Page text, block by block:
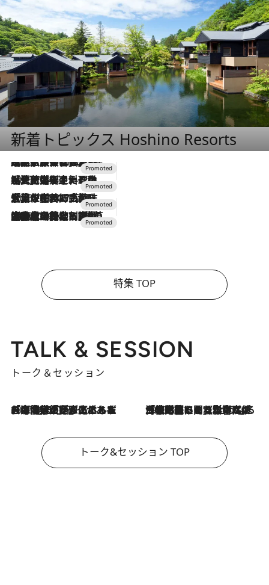
新着トピックス Hoshino Resorts
2026.7.31
【ホテル帰省】という選択肢をOMOが提案。家族とほどよい距離を保つには「昼は実家、夜は気兼ねなくホテルで！」
2026.7.24
【夏限定ディナーコース】旬を迎える稚鮎や花ズッキーニなどをイタリア・トスカーナの郷土料理の手法で満喫！
2026.7.17
「土佐和ハーブかき氷」がOMO7高知に登場！生姜、山椒、大葉など目にも舌にも涼を呼ぶ郷土の味
2026.7.10
NEW OPEN！【界 草津】名湯の地に誕生。趣の異なる2種の温泉と上州ならではの会席・蕎麦割烹など美食を味わう究極の癒やし旅
特集 TOP
TALK & SESSION
トーク＆セッション
2026.8.3
「今後値上げがあるとすれば…」「リスクがあるのは今年の冬」エネルギー専門家が語る、ホルムズ海峡封鎖が家庭にもたらす“ある心配” 2026.8.3
「住宅建てられない…」「サーチャージ料の高値が続いている」ホルムズ海峡封鎖による影響はいつまで続く？《エネルギー専門家に聞く“どうなる日本の暮らし”》
トーク&セッション TOP